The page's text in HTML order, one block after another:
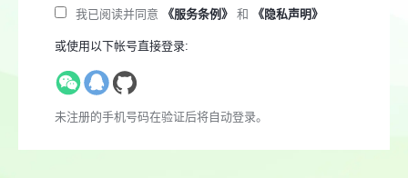
我已阅读并同意 《服务条例》 和 《隐私声明》
或使用以下帐号直接登录:
未注册的手机号码在验证后将自动登录。